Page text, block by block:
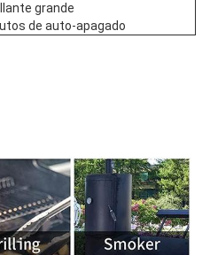
grande
de auto-apagado